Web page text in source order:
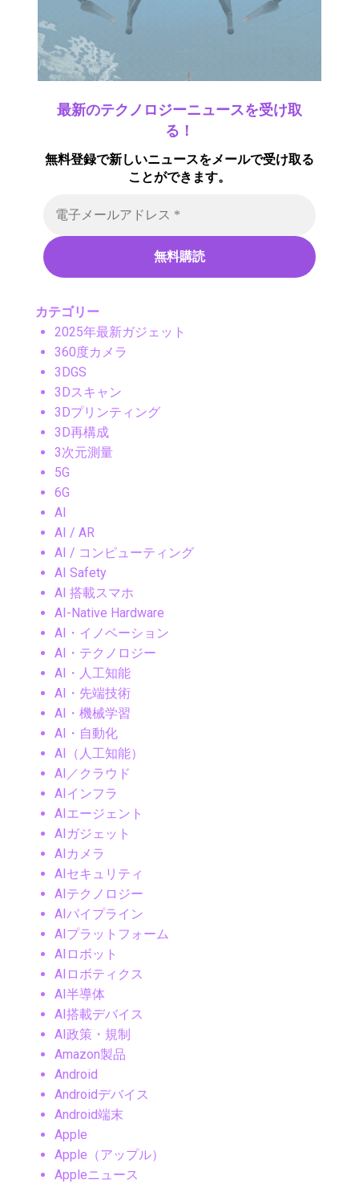
最新のテクノロジーニュースを受け取
る！
無料登録で新しいニュースをメールで受け取る
ことができます。
カテゴリー
2025年最新ガジェット
360度カメラ
3DGS
3Dスキャン
3Dプリンティング
3D再構成
3次元測量
5G
6G
AI
AI / AR
AI / コンピューティング
AI Safety
AI 搭載スマホ
AI-Native Hardware
AI・イノベーション
AI・テクノロジー
AI・人工知能
AI・先端技術
AI・機械学習
AI・自動化
AI（人工知能）
AI／クラウド
AIインフラ
AIエージェント
AIガジェット
AIカメラ
AIセキュリティ
AIテクノロジー
AIパイプライン
AIプラットフォーム
AIロボット
AIロボティクス
AI半導体
AI搭載デバイス
AI政策・規制
Amazon製品
Android
Androidデバイス
Android端末
Apple
Apple（アップル）
Appleニュース